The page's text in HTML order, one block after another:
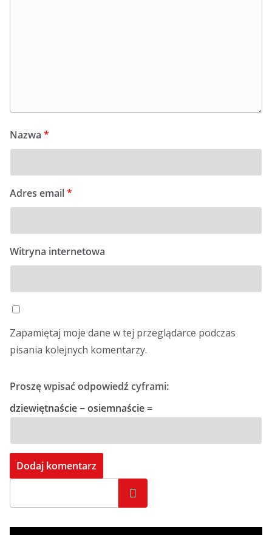
Nazwa *
Adres email*
Witryna internetowa
Zapamiętaj moje dane w tej przeglądarce podczas
pisania kolejnych komentarzy.
Proszę wpisać odpowiedź cyframi:
dziewiętnaście − osiemnaście =
Szukaj